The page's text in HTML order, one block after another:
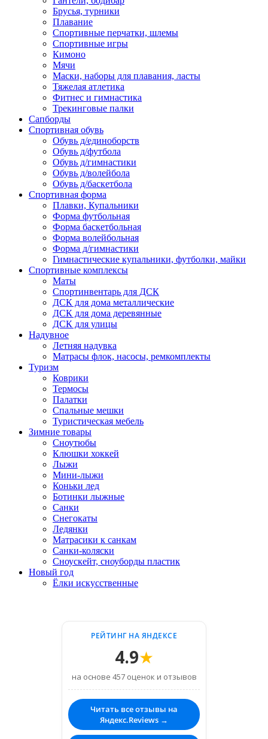
Брусья, турники
Плавание
Спортивные перчатки, шлемы
Спортивные игры
Кимоно
Мячи
Маски, наборы для плавания, ласты
Тяжелая атлетика
Фитнес и гимнастика
Трекинговые палки
Сапборды
Спортивная обувь
Обувь д/единоборств
Обувь д/футбола
Обувь д/гимнастики
Обувь д/волейбола
Обувь д/баскетбола
Спортивная форма
Плавки, Купальники
Форма футбольная
Форма баскетбольная
Форма волейбольная
Форма д/гимнастики
Гимнастические купальники, футболки, майки
Спортивные комплексы
Маты
Спортинвентарь для ДСК
ДСК для дома металлические
ДСК для дома деревянные
ДСК для улицы
Надувное
Летняя надувка
Матрасы флок, насосы, ремкомплекты
Туризм
Коврики
Термосы
Палатки
Спальные мешки
Туристическая мебель
Зимние товары
Сноутюбы
Клюшки хоккей
Лыжи
Мини-лыжи
Коньки лед
Ботинки лыжные
Санки
Снегокаты
Ледянки
Матрасики к санкам
Санки-коляски
Сноускейт, сноуборды пластик
Новый год
Ёлки искусственные
РЕЙТИНГ НА ЯНДЕКСЕ
4.9★
на основе 457 оценок и отзывов
Читать все отзывы на
Яндекс.Reviews →